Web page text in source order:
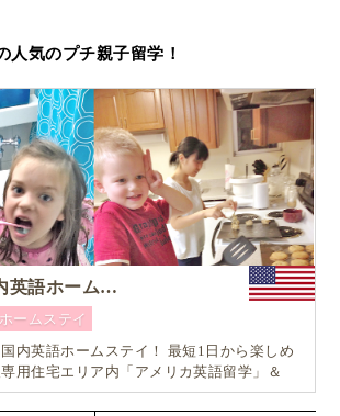
一般的な「ギャップイヤー」
ャップイヤーとは、高等学校から大
の期間、大学在学中、卒業直後…等、
学生生活の間に１年程度の休学期間
外旅行、ボランティアや企業や
ンターン…等をしながら、世界や見識
学の中には入試から入学までの期間
し（初夏卒業・秋入学）、その間に
では得られない経験をすることが推
人気のプチ親子留学！
国内留学＆国内英語ホームステイ
ホームステイ
内英語ホームステイ！ 最短1日から楽しめ
用住宅エリア内「アメリカ英語留学」＆
」プログラム！